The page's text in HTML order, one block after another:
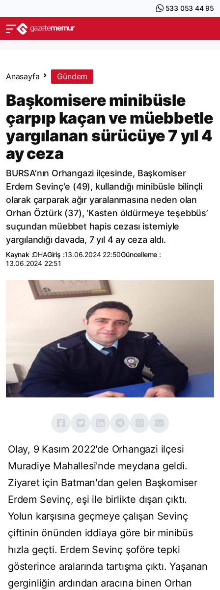
533 053 44 95
Anasayfa Gündem
Başkomisere minibüsle
çarpıp kaçan ve müebbetle
yargılanan sürücüye 7 yıl 4
ay ceza
BURSA’nın Orhangazi ilçesinde, Başkomiser
Erdem Sevinç'e (49), kullandığı minibüsle bilinçli
olarak çarparak ağır yaralanmasına neden olan
Orhan Öztürk (37), ‘Kasten öldürmeye teşebbüs’
suçundan müebbet hapis cezası istemiyle
yargılandığı davada, 7 yıl 4 ay ceza aldı.
Kaynak :DHAGiriş :13.06.2024 22:50Güncelleme :
13.06.2024 22:51
Olay, 9 Kasım 2022'de Orhangazi ilçesi
Muradiye Mahallesi'nde meydana geldi.
Ziyaret için Batman'dan gelen Başkomiser
Erdem Sevinç, eşi ile birlikte dışarı çıktı.
Yolun karşısına geçmeye çalışan Sevinç
çiftinin önünden iddiaya göre bir minibüs
hızla geçti. Erdem Sevinç şoföre tepki
gösterince aralarında tartışma çıktı. Yaşanan
gerginliğin ardından aracına binen Orhan